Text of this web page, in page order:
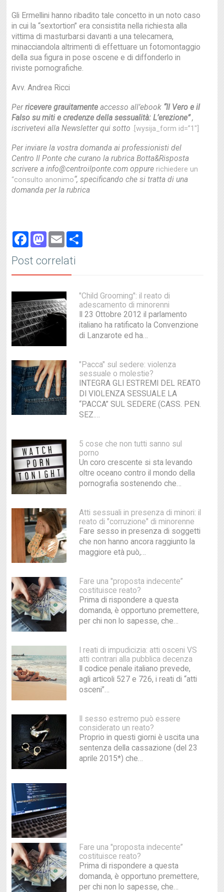
Gli Ermellini hanno ribadito tale concetto in un noto caso
in cui la “sextortion” era consistita nella richiesta alla
vittima di masturbarsi davanti a una telecamera,
minacciandola altrimenti di effettuare un fotomontaggio
della sua figura in pose oscene e di diffonderlo in
riviste pornografiche.
Avv. Andrea Ricci
Perricevere grauitamenteaccesso all’ebook “Il Vero e il
Falso su miti e credenze della sessualità: L’erezione”,
iscrivetevi alla Newsletter qui sotto .[wysija_form id=”1″]
Per inviare la vostra domanda ai professionisti del
Centro Il Ponte che curano la rubrica Botta&Risposta
scrivere a info@centroilponte.com oppure richiedere un
“consulto anonimo“, specificando che si tratta di una
domanda per la rubrica
Facebook
Mastodon
Email
Post correlati
"Child Grooming": il reato di
adescamento di minorenni
Il 23 Ottobre 2012 il parlamento
italiano ha ratificato la Convenzione
di Lanzarote ed ha…
"Pacca" sul sedere: violenza
sessuale o molestie?
INTEGRA GLI ESTREMI DEL REATO
DI VIOLENZA SESSUALE LA
“PACCA” SUL SEDERE (CASS. PEN.
SEZ.…
5 cose che non tutti sanno sul
porno
Un coro crescente si sta levando
oltre oceano contro il mondo della
pornografia sostenendo che…
Atti sessuali in presenza di minori: il
reato di "corruzione" di minorenne
Fare sesso in presenza di soggetti
che non hanno ancora raggiunto la
maggiore età può,…
Fare una "proposta indecente”
costituisce reato?
Prima di rispondere a questa
domanda, è opportuno premettere,
per chi non lo sapesse, che…
I reati di impudicizia: atti osceni VS
atti contrari alla pubblica decenza
Il codice penale italiano prevede,
agli articoli 527 e 726, i reati di “atti
osceni”…
Il sesso estremo può essere
considerato un reato?
Proprio in questi giorni è uscita una
sentenza della cassazione (del 23
aprile 2015*) che…
Fare una "proposta indecente”
costituisce reato?
Prima di rispondere a questa
domanda, è opportuno premettere,
per chi non lo sapesse, che…